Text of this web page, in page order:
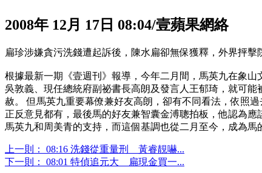
2008年 12月 17日 08:04/壹蘋果網絡
扁珍涉嫌貪污洗錢遭起訴後，陳水扁卻無保獲釋，外界抨
根據最新一期《壹週刊》報導，今年二月間，馬英九在象
吳敦義、現任總統府副祕書長高朗及發言人王郁琦，就可
赦。 但馬英九重要幕僚兼好友高朗，卻有不同看法，依照
正反意見都有，最後馬的好友兼智囊金溥聰拍板，他認為
馬英九和周美青的支持，而這個基調也從二月至今，成為馬
上一則： 08:16 洗錢從重量刑 黃睿靚嚇...
下一則： 08:01 特偵追元大 扁現金買一...